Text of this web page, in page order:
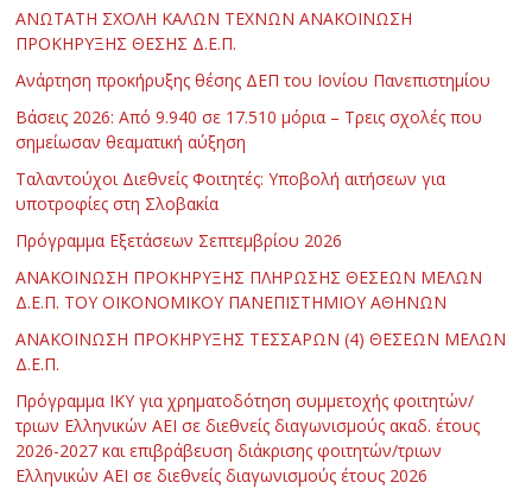
ΑΝΩΤΑΤΗ ΣΧΟΛΗ ΚΑΛΩΝ ΤΕΧΝΩΝ ΑΝΑΚΟΙΝΩΣΗ
ΠΡΟΚΗΡΥΞΗΣ ΘΕΣΗΣ Δ.Ε.Π.
Ανάρτηση προκήρυξης θέσης ΔΕΠ του Ιονίου Πανεπιστημίου
Βάσεις 2026: Από 9.940 σε 17.510 μόρια – Τρεις σχολές που
σημείωσαν θεαματική αύξηση
Ταλαντούχοι Διεθνείς Φοιτητές: Υποβολή αιτήσεων για
υποτροφίες στη Σλοβακία
Πρόγραμμα Εξετάσεων Σεπτεμβρίου 2026
ΑΝΑΚΟΙΝΩΣΗ ΠΡΟΚΗΡΥΞΗΣ ΠΛΗΡΩΣΗΣ ΘΕΣΕΩΝ ΜΕΛΩΝ
Δ.Ε.Π. ΤΟΥ ΟΙΚΟΝΟΜΙΚΟΥ ΠΑΝΕΠΙΣΤΗΜΙΟΥ ΑΘΗΝΩΝ
ΑΝΑΚΟΙΝΩΣΗ ΠΡΟΚΗΡΥΞΗΣ ΤΕΣΣΑΡΩΝ (4) ΘΕΣΕΩΝ ΜΕΛΩΝ
Δ.Ε.Π.
Πρόγραμμα ΙΚΥ για χρηματοδότηση συμμετοχής φοιτητών/
τριων Ελληνικών ΑΕΙ σε διεθνείς διαγωνισμούς ακαδ. έτους
2026-2027 και επιβράβευση διάκρισης φοιτητών/τριων
Ελληνικών ΑΕΙ σε διεθνείς διαγωνισμούς έτους 2026